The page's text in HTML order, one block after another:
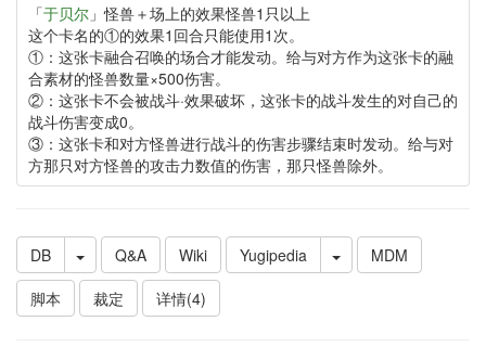
「于贝尔」怪兽＋场上的效果怪兽1只以上
这个卡名的①的效果1回合只能使用1次。
①：这张卡融合召唤的场合才能发动。给与对方作为这张卡的融
合素材的怪兽数量×500伤害。
②：这张卡不会被战斗·效果破坏，这张卡的战斗发生的对自己的
战斗伤害变成0。
③：这张卡和对方怪兽进行战斗的伤害步骤结束时发动。给与对
方那只对方怪兽的攻击力数值的伤害，那只怪兽除外。
DB Q&A Wiki Yugipedia
MDM
脚本
裁定 详情(4)